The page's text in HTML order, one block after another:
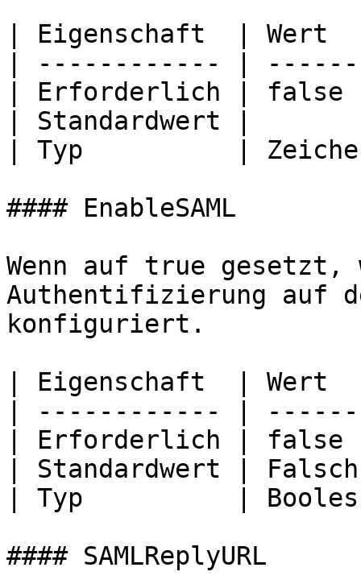
| Eigenschaft  |
| ------------ |
| Erforderlich |
| Standardwert |
| Typ          |
#### EnableSAML
Wenn auf true gesetzt,
Authentifizierung auf
konfiguriert.
| Eigenschaft  |
| ------------ |
| Erforderlich |
| Standardwert |
| Typ          |
#### SAMLReplyURL